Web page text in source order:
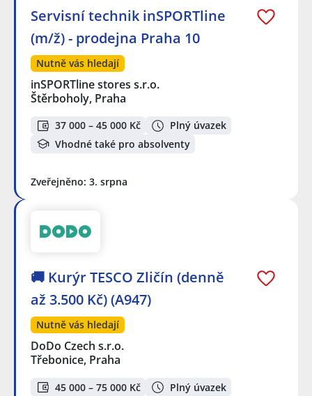
Servisní technik inSPORTline
(m/ž) - prodejna Praha 10
Nutně vás hledají
inSPORTline stores s.r.o.
Štěrboholy, Praha
37 000 – 45 000 Kč
Plný úvazek
Vhodné také pro absolventy
Zveřejněno: 3. srpna
🚚 Kurýr TESCO Zličín (denně
až 3.500 Kč) (A947)
Nutně vás hledají
DoDo Czech s.r.o.
Třebonice, Praha
45 000 – 75 000 Kč
Plný úvazek